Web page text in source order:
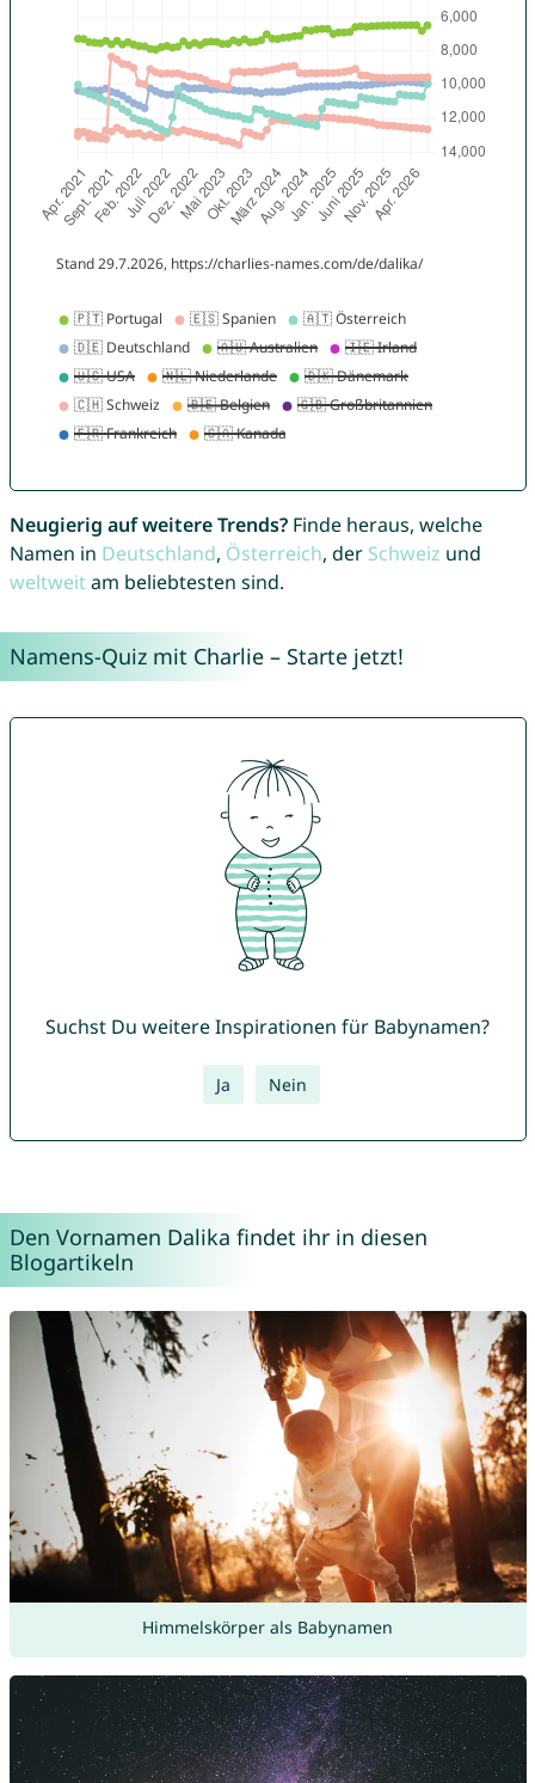
Neugierig auf weitere Trends?Finde heraus, welche
Namen in Deutschland, Österreich, der Schweiz und
weltweitam beliebtesten sind.
Namens-Quiz mit Charlie – Starte jetzt!
Suchst Du weitere Inspirationen für Babynamen?
Ja Nein
Den Vornamen Dalika findet ihr in diesen
Blogartikeln
Himmelskörper als Babynamen